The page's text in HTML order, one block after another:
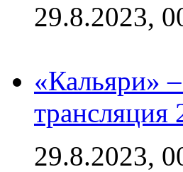
29.8.2023,
«Кальяри»
трансляция
29.8.2023,